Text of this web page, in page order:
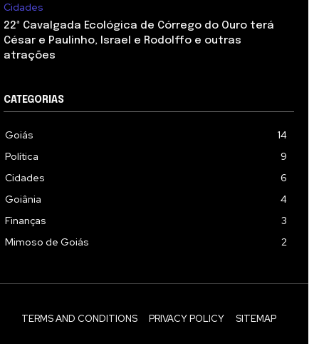
Cidades
22ª Cavalgada Ecológica de Córrego do Ouro terá
César e Paulinho, Israel e Rodolffo e outras
atrações
CATEGORIAS
Goiás
14
Política
9
Cidades
6
Goiânia
4
Finanças
3
Mimoso de Goiás
2
TERMS AND CONDITIONS PRIVACY POLICY SITEMAP